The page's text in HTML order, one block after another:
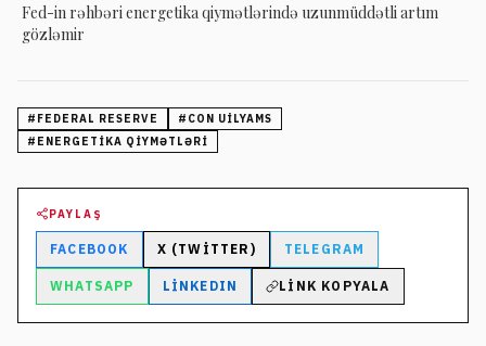
Fed-in rəhbəri energetika qiymətlərində uzunmüddətli artım
gözləmir
# FEDERAL RESERVE # CON UILYAMS
# ENERGETIKA QIYMƏTLƏRI
PAYLAŞ
FACEBOOK X (TWITTER) TELEGRAM
WHATSAPP LINKEDIN LINK KOPYALA